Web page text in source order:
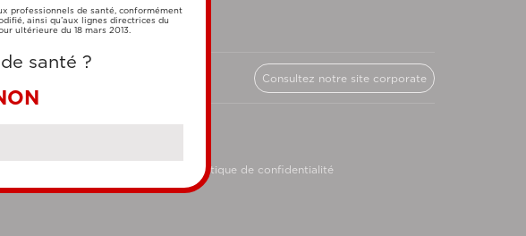
Consultez notre site corporate
Politique de confidentialité
professionnels de santé, conformément
ainsi qu’aux lignes directrices du
ultérieure du 18 mars 2013.
santé ?